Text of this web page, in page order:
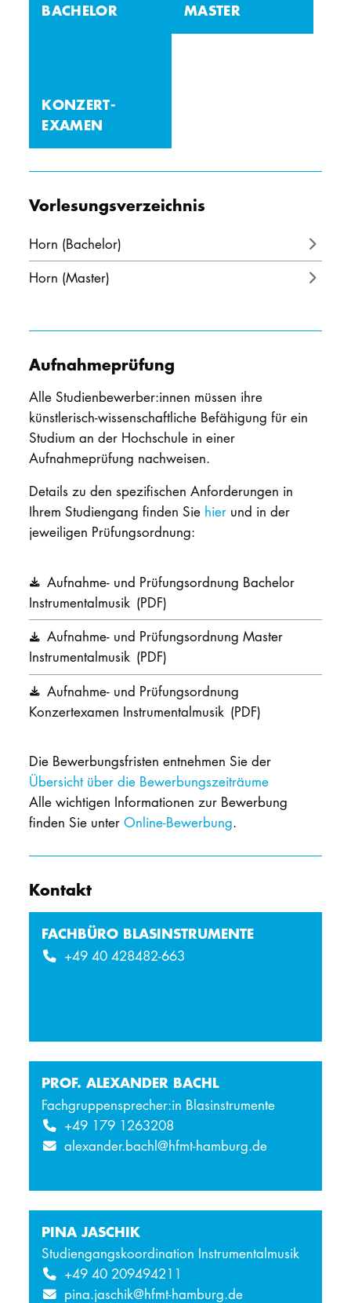
BACHELOR MASTER
KONZERT­
EXAMEN
Vorlesungsverzeichnis
Horn (Bachelor)
Horn (Master)
Aufnahmeprüfung
Alle Studienbewerber:innen müssen ihre
künstlerisch-wissenschaftliche Befähigung für ein
Studium an der Hochschule in einer
Aufnahmeprüfung nachweisen.
Details zu den spezifischen Anforderungen in
Ihrem Studiengang finden Sie hierund in der
jeweiligen Prüfungsordnung:
Aufnahme- und Prüfungsordnung Bachelor
Instrumentalmusik (PDF)
Aufnahme- und Prüfungsordnung Master
Instrumentalmusik (PDF)
Aufnahme- und Prüfungsordnung
Konzertexamen Instrumentalmusik (PDF)
Die Bewerbungsfristen entnehmen Sie der
Übersicht über die Bewerbungszeiträume
Alle wichtigen Informationen zur Bewerbung
finden Sie unter Online-Bewerbung.
Kontakt
FACHBÜRO BLASINSTRUMENTE
+49 40 428482-663
PROF. ALEXANDER BACHL
Fachgruppensprecher:in Blasinstrumente
+49 179 1263208
alexander.bachl@hfmt-hamburg.de
PINA JASCHIK
Studiengangskoordination Instrumentalmusik
+49 40 209494211
pina.jaschik@hfmt-hamburg.de